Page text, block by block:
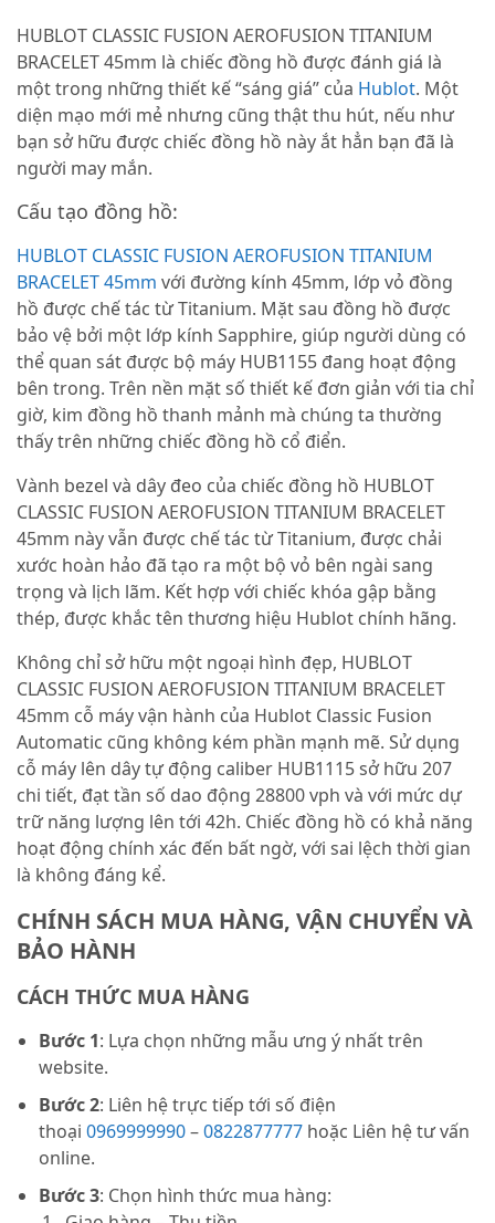
HUBLOT CLASSIC FUSION AEROFUSION TITANIUM
BRACELET 45mm là chiếc đồng hồ được đánh giá là
một trong những thiết kế “sáng giá” của Hublot. Một
diện mạo mới mẻ nhưng cũng thật thu hút, nếu như
bạn sở hữu được chiếc đồng hồ này ắt hẳn bạn đã là
người may mắn.
Cấu tạo đồng hồ:
HUBLOT CLASSIC FUSION AEROFUSION TITANIUM
BRACELET 45mm với đường kính 45mm, lớp vỏ đồng
hồ được chế tác từ Titanium. Mặt sau đồng hồ được
bảo vệ bởi một lớp kính Sapphire, giúp người dùng có
thể quan sát được bộ máy HUB1155 đang hoạt động
bên trong. Trên nền mặt số thiết kế đơn giản với tia chỉ
giờ, kim đồng hồ thanh mảnh mà chúng ta thường
thấy trên những chiếc đồng hồ cổ điển.
Vành bezel và dây đeo của chiếc đồng hồ HUBLOT
CLASSIC FUSION AEROFUSION TITANIUM BRACELET
45mm này vẫn được chế tác từ Titanium, được chải
xước hoàn hảo đã tạo ra một bộ vỏ bên ngài sang
trọng và lịch lãm. Kết hợp với chiếc khóa gập bằng
thép, được khắc tên thương hiệu Hublot chính hãng.
Không chỉ sở hữu một ngoại hình đẹp, HUBLOT
CLASSIC FUSION AEROFUSION TITANIUM BRACELET
45mm cỗ máy vận hành của Hublot Classic Fusion
Automatic cũng không kém phần mạnh mẽ. Sử dụng
cỗ máy lên dây tự động caliber HUB1115 sở hữu 207
chi tiết, đạt tần số dao động 28800 vph và với mức dự
trữ năng lượng lên tới 42h. Chiếc đồng hồ có khả năng
hoạt động chính xác đến bất ngờ, với sai lệch thời gian
là không đáng kể.
CHÍNH SÁCH MUA HÀNG, VẬN CHUYỂN VÀ
BẢO HÀNH
CÁCH THỨC MUA HÀNG
Bước 1: Lựa chọn những mẫu ưng ý nhất trên
website.
Bước 2: Liên hệ trực tiếp tới số điện
thoại 0969999990–0822877777 hoặc Liên hệ tư vấn
online.
Bước 3: Chọn hình thức mua hàng: